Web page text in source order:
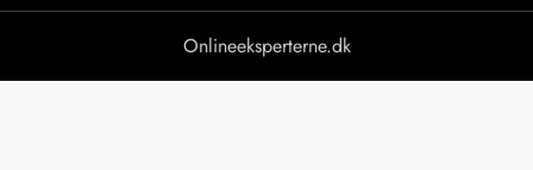
Onlineeksperterne.dk